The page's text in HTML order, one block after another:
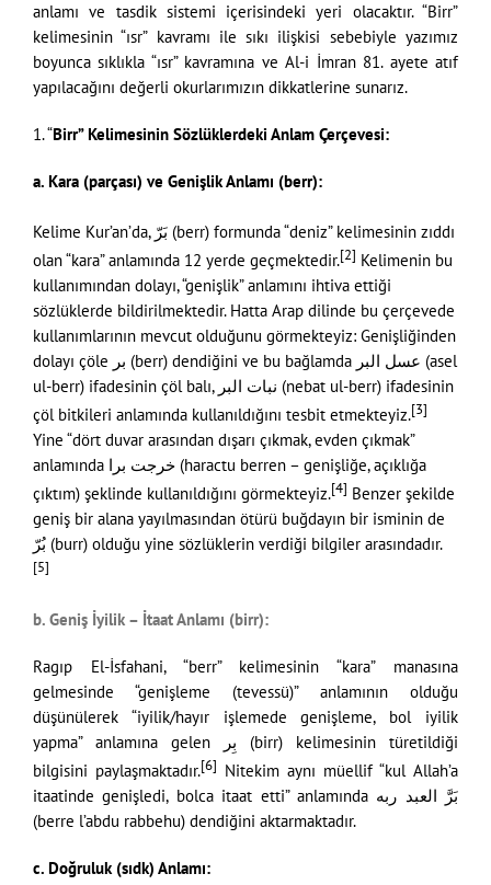
anlamı ve tasdik sistemi içerisindeki yeri olacaktır. “Birr”
kelimesinin “ısr” kavramı ile sıkı ilişkisi sebebiyle yazımız
boyunca sıklıkla “ısr” kavramına ve Al-i İmran 81. ayete atıf
yapılacağını değerli okurlarımızın dikkatlerine sunarız.
1. “Birr” Kelimesinin Sözlüklerdeki Anlam Çerçevesi:
a. Kara (parçası) ve Genişlik Anlamı (berr):
Kelime Kur’an’da, بَرّ (berr) formunda “deniz” kelimesinin zıddı
olan “kara” anlamında 12 yerde geçmektedir.[2] Kelimenin bu
kullanımından dolayı, “genişlik” anlamını ihtiva ettiği
sözlüklerde bildirilmektedir. Hatta Arap dilinde bu çerçevede
kullanımlarının mevcut olduğunu görmekteyiz: Genişliğinden
dolayı çöle بر (berr) dendiğini ve bu bağlamda عسل البر (asel
ul-berr) ifadesinin çöl balı, نبات البر (nebat ul-berr) ifadesinin
çöl bitkileri anlamında kullanıldığını tesbit etmekteyiz.[3]
Yine “dört duvar arasından dışarı çıkmak, evden çıkmak”
anlamında خرجت برا (haractu berren – genişliğe, açıklığa
çıktım) şeklinde kullanıldığını görmekteyiz.[4] Benzer şekilde
geniş bir alana yayılmasından ötürü buğdayın bir isminin de
بُرّ (burr) olduğu yine sözlüklerin verdiği bilgiler arasındadır.
[5]
b. Geniş İyilik – İtaat Anlamı (birr):
Ragıp El-İsfahani, “berr” kelimesinin “kara” manasına
gelmesinde “genişleme (tevessü)” anlamının olduğu
düşünülerek “iyilik/hayır işlemede genişleme, bol iyilik
yapma” anlamına gelen بِر (birr) kelimesinin türetildiği
bilgisini paylaşmaktadır.[6] Nitekim aynı müellif “kul Allah’a
itaatinde genişledi, bolca itaat etti” anlamında بَرَّ العبد ربه
(berre l’abdu rabbehu) dendiğini aktarmaktadır.
c. Doğruluk (sıdk) Anlamı: